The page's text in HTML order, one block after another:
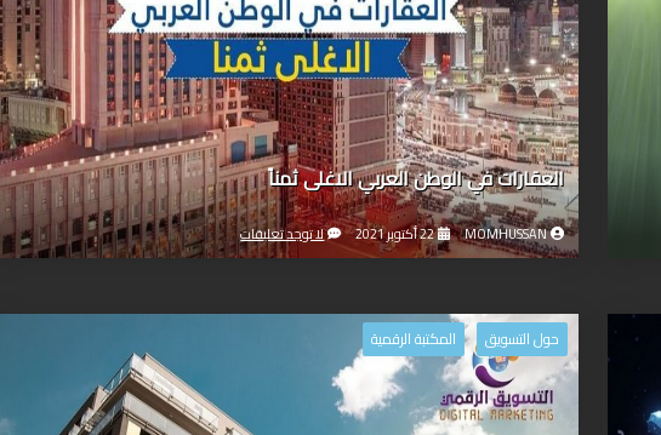
العقارات في الوطن العربي الاغلى ثمناً
MOMHUSSAN 22 أكتوبر 2021 لا توجد تعليقات
حول التسويق المكتبة الرقمية